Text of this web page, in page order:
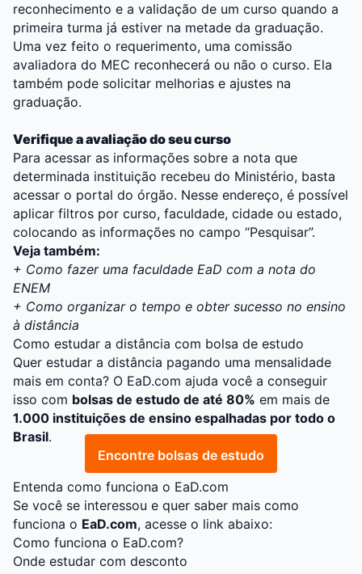
reconhecimento e a validação de um curso quando a
primeira turma já estiver na metade da graduação.
Uma vez feito o requerimento, uma comissão
avaliadora do MEC reconhecerá ou não o curso. Ela
também pode solicitar melhorias e ajustes na
graduação.
Verifique a avaliação do seu curso
Para acessar as informações sobre a nota que
determinada instituição recebeu do Ministério, basta
acessar o portal do órgão. Nesse endereço, é possível
aplicar filtros por curso, faculdade, cidade ou estado,
colocando as informações no campo “Pesquisar”.
Veja também:
+ Como fazer uma faculdade EaD com a nota do
ENEM
+ Como organizar o tempo e obter sucesso no ensino
à distância
Como estudar a distância com bolsa de estudo
Quer estudar a distância pagando uma mensalidade
mais em conta? O EaD.com ajuda você a conseguir
isso com bolsas de estudo de até 80% em mais de
1.000 instituições de ensino espalhadas por todo o
Brasil.
Encontre bolsas de estudo
Entenda como funciona o EaD.com
Se você se interessou e quer saber mais como
funciona o EaD.com, acesse o link abaixo:
Como funciona o EaD.com?
Onde estudar com desconto